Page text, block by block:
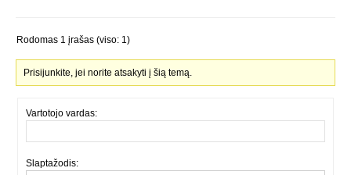
Rodomas 1 įrašas (viso: 1)
Prisijunkite, jei norite atsakyti į šią temą.
Vartotojo vardas:
Slaptažodis: